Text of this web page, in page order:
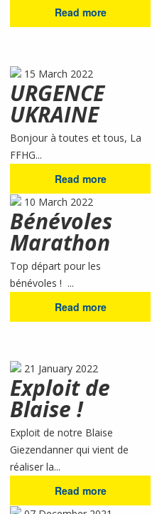
Read more
15 March 2022
URGENCE
UKRAINE
Bonjour à toutes et tous, La
FFHG...
Read more
10 March 2022
Bénévoles
Marathon
Top départ pour les
bénévoles ! ...
Read more
21 January 2022
Exploit de
Blaise !
Exploit de notre Blaise
Giezendanner qui vient de
réaliser la...
Read more